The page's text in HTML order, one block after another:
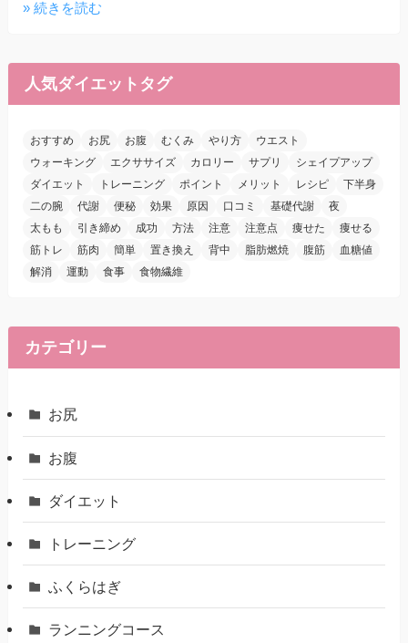
» 続きを読む
人気ダイエットタグ
おすすめ お尻 お腹 むくみ やり方
ウエスト
ウォーキング
エクササイズ カロリー サプリ
シェイプアップ
ダイエット
トレーニング ポイント メリット レシピ
下半身
二の腕
代謝 便秘 効果 原因 口コミ 基礎代謝
夜
太もも
引き締め 成功 方法 注意 注意点 痩せた
痩せる
筋トレ
筋肉 簡単 置き換え 背中 脂肪燃焼 腹筋
血糖値
解消
運動 食事 食物繊維
カテゴリー
お尻
お腹
ダイエット
トレーニング
ふくらはぎ
ランニングコース